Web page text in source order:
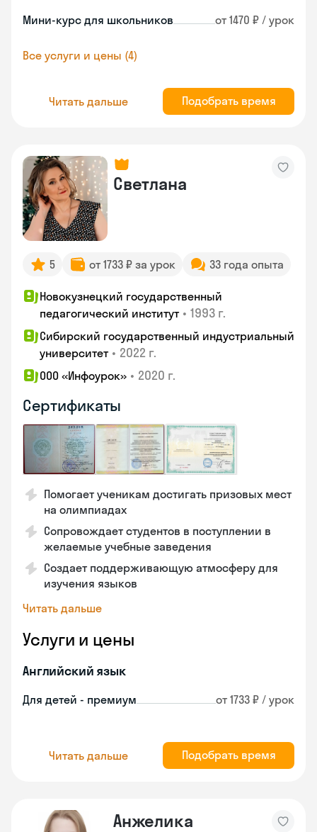
Мини-курс для школьников от 1470 ₽ / урок
Все услуги и цены (4)
Читать дальше Подобрать время
Светлана
5 от 1733 ₽ за урок 33 года опыта
Новокузнецкий государственный
педагогический институт • 1993 г.
Сибирский государственный индустриальный
университет • 2022 г.
ООО «Инфоурок» • 2020 г.
Сертификаты
Помогает ученикам достигать призовых мест
на олимпиадах
Сопровождает студентов в поступлении в
желаемые учебные заведения
Создает поддерживающую атмосферу для
изучения языков
Читать дальше
Услуги и цены
Английский язык
Для детей - премиум от 1733 ₽ / урок
Читать дальше Подобрать время
Анжелика